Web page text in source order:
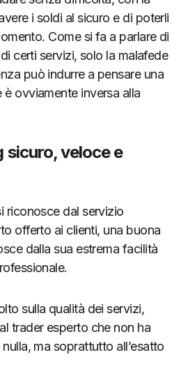
i soldi al sicuro e di poterli
Come si fa a parlare di
certi servizi, solo la malafede
può indurre a pensare una
ovviamente inversa alla
sicuro, veloce e
riconosce dal servizio
offerto ai clienti, una buona
dalla sua estrema facilità
sulla qualità dei servizi,
trader esperto che non ha
ma soprattutto all’esatto